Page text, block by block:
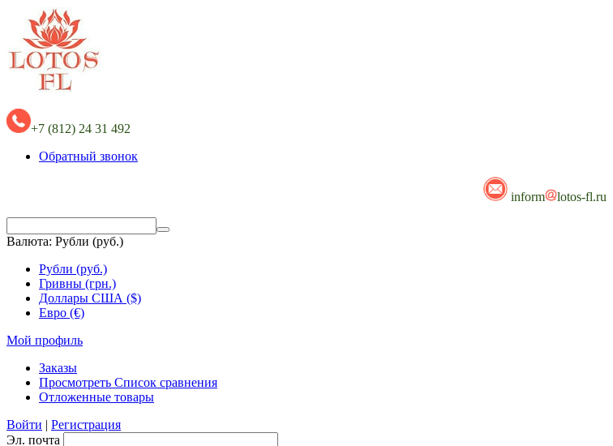
+7 (812) 24 31 492
Обратный звонок
inform lotos-fl.ru
Валюта: Рубли (руб.)
Рубли (руб.)
Гривны (грн.)
Доллары США ($)
Евро (€)
Мой профиль
Заказы
Просмотреть Список сравнения
Отложенные товары
Войти | Регистрация
Эл. почта